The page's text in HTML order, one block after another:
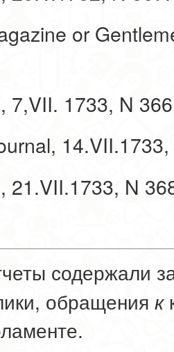
or
7,VII. 1733, N
21.VII.1733, N
содержали
обращения к